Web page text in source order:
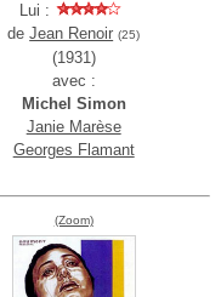
Lui :
deJean Renoir (25)
(1931)
avec :
Michel Simon
Janie Marèse
Georges Flamant
(Zoom)